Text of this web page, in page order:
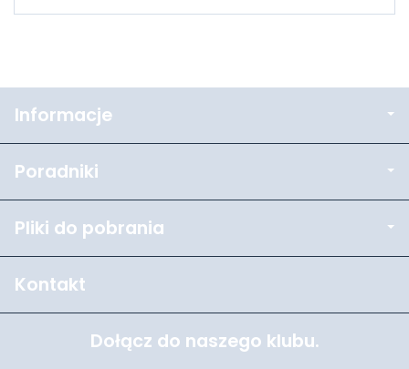
Informacje
Poradniki
Pliki do pobrania
Kontakt
Dołącz do naszego klubu.